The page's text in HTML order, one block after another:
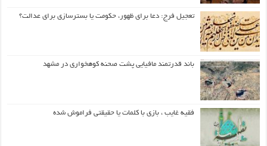
تعجیل فرج: دعا برای ظهور، حکومت یا بسترسازی برای عدالت؟
باند قدرتمند مافیایی پشت صحنه کوهخواری در مشهد
فقیه غایب ، بازی با کلمات یا حقیقتی فراموش شده